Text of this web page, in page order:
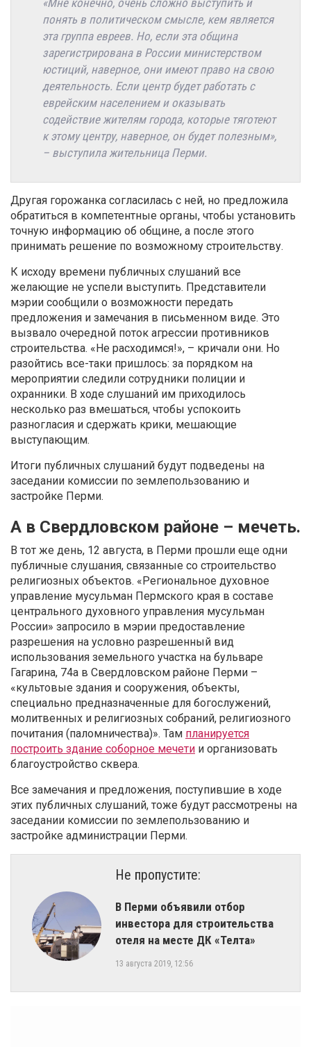
«Мне конечно, очень сложно выступить и
понять в политическом смысле, кем является
эта группа евреев. Но, если эта община
зарегистрирована в России министерством
юстиций, наверное, они имеют право на свою
деятельность. Если центр будет работать с
еврейским населением и оказывать
содействие жителям города, которые тяготеют
к этому центру, наверное, он будет полезным»,
– выступила жительница Перми.
Другая горожанка согласилась с ней, но предложила
обратиться в компетентные органы, чтобы установить
точную информацию об общине, а после этого
принимать решение по возможному строительству.
К исходу времени публичных слушаний все
желающие не успели выступить. Представители
мэрии сообщили о возможности передать
предложения и замечания в письменном виде. Это
вызвало очередной поток агрессии противников
строительства. «Не расходимся!», – кричали они. Но
разойтись все-таки пришлось: за порядком на
мероприятии следили сотрудники полиции и
охранники. В ходе слушаний им приходилось
несколько раз вмешаться, чтобы успокоить
разногласия и сдержать крики, мешающие
выступающим.
Итоги публичных слушаний будут подведены на
заседании комиссии по землепользованию и
застройке Перми.
А в Свердловском районе – мечеть.
В тот же день, 12 августа, в Перми прошли еще одни
публичные слушания, связанные со строительство
религиозных объектов. «Региональное духовное
управление мусульман Пермского края в составе
центрального духовного управления мусульман
России» запросило в мэрии предоставление
разрешения на условно разрешенный вид
использования земельного участка на бульваре
Гагарина, 74а в Свердловском районе Перми –
«культовые здания и сооружения, объекты,
специально предназначенные для богослужений,
молитвенных и религиозных собраний, религиозного
почитания (паломничества)». Там планируется
построить здание соборное мечети и организовать
благоустройство сквера.
Все замечания и предложения, поступившие в ходе
этих публичных слушаний, тоже будут рассмотрены на
заседании комиссии по землепользованию и
застройке администрации Перми.
Не пропустите:
В Перми объявили отбор
инвестора для строительства
отеля на месте ДК «Телта»
13 августа 2019, 12:56